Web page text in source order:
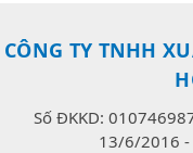
CÔNG TY TNHH
Số ĐKKD:
13/6/2016